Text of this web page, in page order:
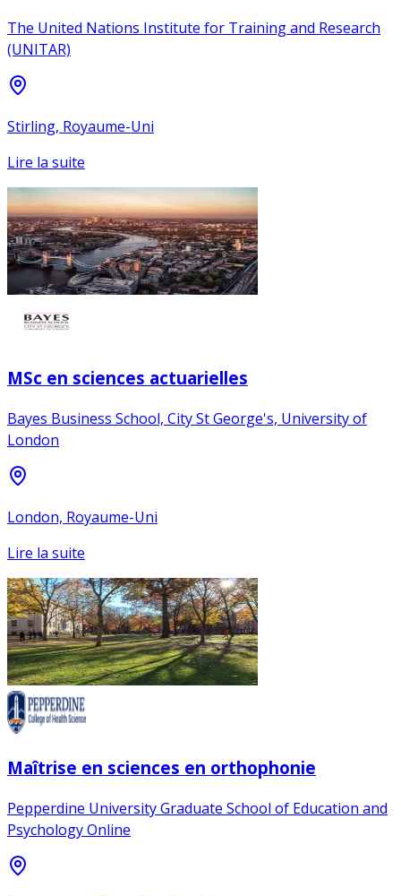
The United Nations Institute for Training and Research
(UNITAR)
Stirling, Royaume-Uni
Lire la suite
MSc en sciences actuarielles
Bayes Business School, City St George's, University of
London
London, Royaume-Uni
Lire la suite
Maîtrise en sciences en orthophonie
Pepperdine University Graduate School of Education and
Psychology Online